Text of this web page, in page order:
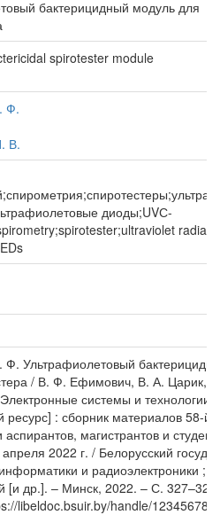
бактерицидный модуль для
spirotester module
Ф.
В.
диоды;UVС-
Ультрафиолетовый
/ В. Ф. Ефимович, В. А. Царик,
системы и технологии
ресурс] : сборник материалов 58-й
магистрантов и
2022 г. / Белорусский
и радиоэлектроники ;
[и др.]. – Минск, 2022. – С.
libeldoc.bsuir.by/handle/